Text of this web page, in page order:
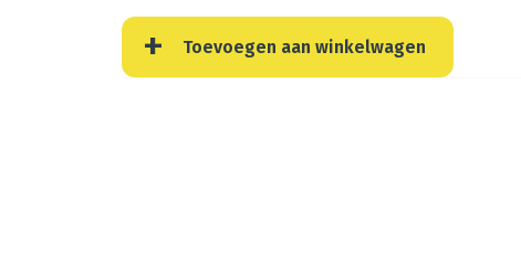
Toevoegen aan winkelwagen